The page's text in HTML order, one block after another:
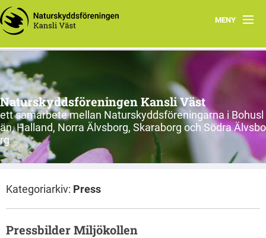
MENY
Hem
Länsförbund och kretsar
Engagera dig
Nätverk i Väst
Naturskyddsföreningen Kansli Väst
ett samarbete mellan Naturskyddsföreningarna i Bohusl
än, Halland, Norra Älvsborg, Skaraborg och Södra Älvsbo
rg
Kategoriarkiv: Press
Pressbilder Miljökollen